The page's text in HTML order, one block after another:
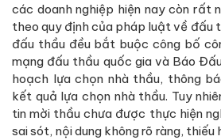
các doanh nghiệp hiện nay còn rất
theo quy định của pháp luật về đấu
đấu thầu đều bắt buộc công bố
mạng đấu thầu quốc gia và Báo
hoạch lựa chọn nhà thầu, thông
kết quả lựa chọn nhà thầu. Tuy
tin mời thầu chưa được thực hiện
sai sót, nội dung không rõ ràng,